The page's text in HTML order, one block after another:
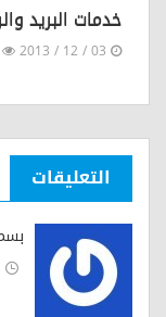
خدمات البريد
التعليقات